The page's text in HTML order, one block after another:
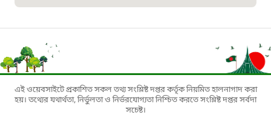
জরুরী অভ্যন্তরীণ নৌ-পরিবহন হটলাইন
১৬৪৪৫
পাসপোর্ট বাতায়ন হটলাইন
১৬১৭১
এই ওয়েবসাইটে প্রকাশিত সকল তথ্য সংশ্লিষ্ট দপ্তর কর্তৃক নিয়মিত হালনাগাদ করা
হয়। তথ্যের যথার্থতা, নির্ভুলতা ও নির্ভরযোগ্যতা নিশ্চিত করতে সংশ্লিষ্ট দপ্তর সর্বদা
সচেষ্ট।